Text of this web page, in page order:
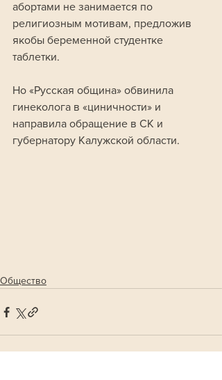
абортами не занимается по
религиозным мотивам, предложив
якобы беременной студентке
таблетки.
Но «Русская община» обвинила
гинеколога в «циничности» и
направила обращение в СК и
губернатору Калужской области.
Общество